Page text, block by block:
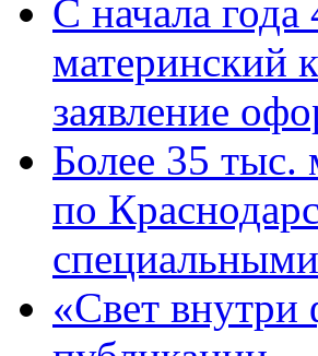
С начала
материнский
заявление
Более 35
по
«Свет